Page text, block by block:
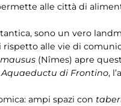
alle città di
sono un vero
alle vie di
(Nîmes) apre
Aquaeductu di Frontino,
ampi spazi con